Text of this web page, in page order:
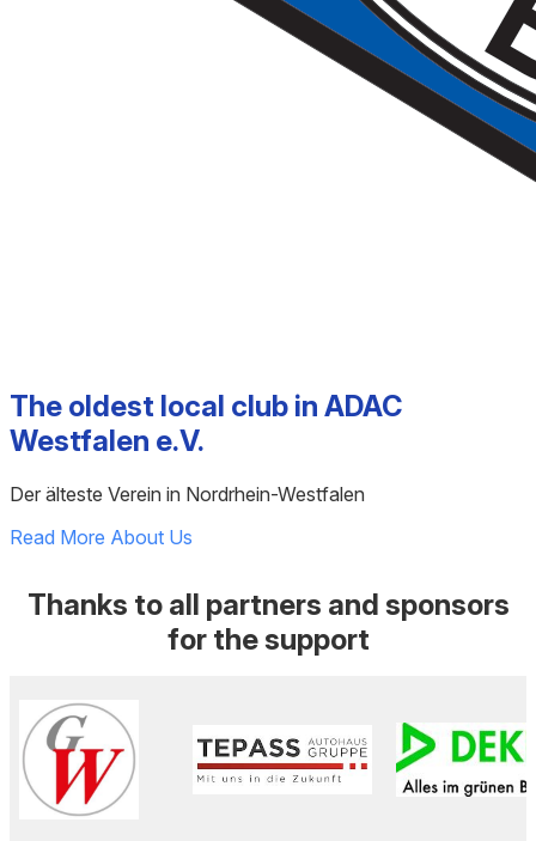
The oldest local club in ADAC
Westfalen e.V.
Der älteste Verein in Nordrhein-Westfalen
Read More About Us
Thanks to all partners and sponsors
for the support